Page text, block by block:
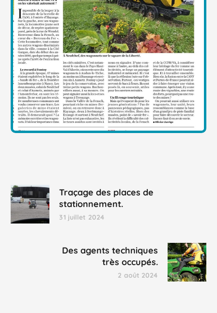
Traçage des places de
stationnement.
31 juillet 2024
Des agents techniques
très occupés.
2 août 2024